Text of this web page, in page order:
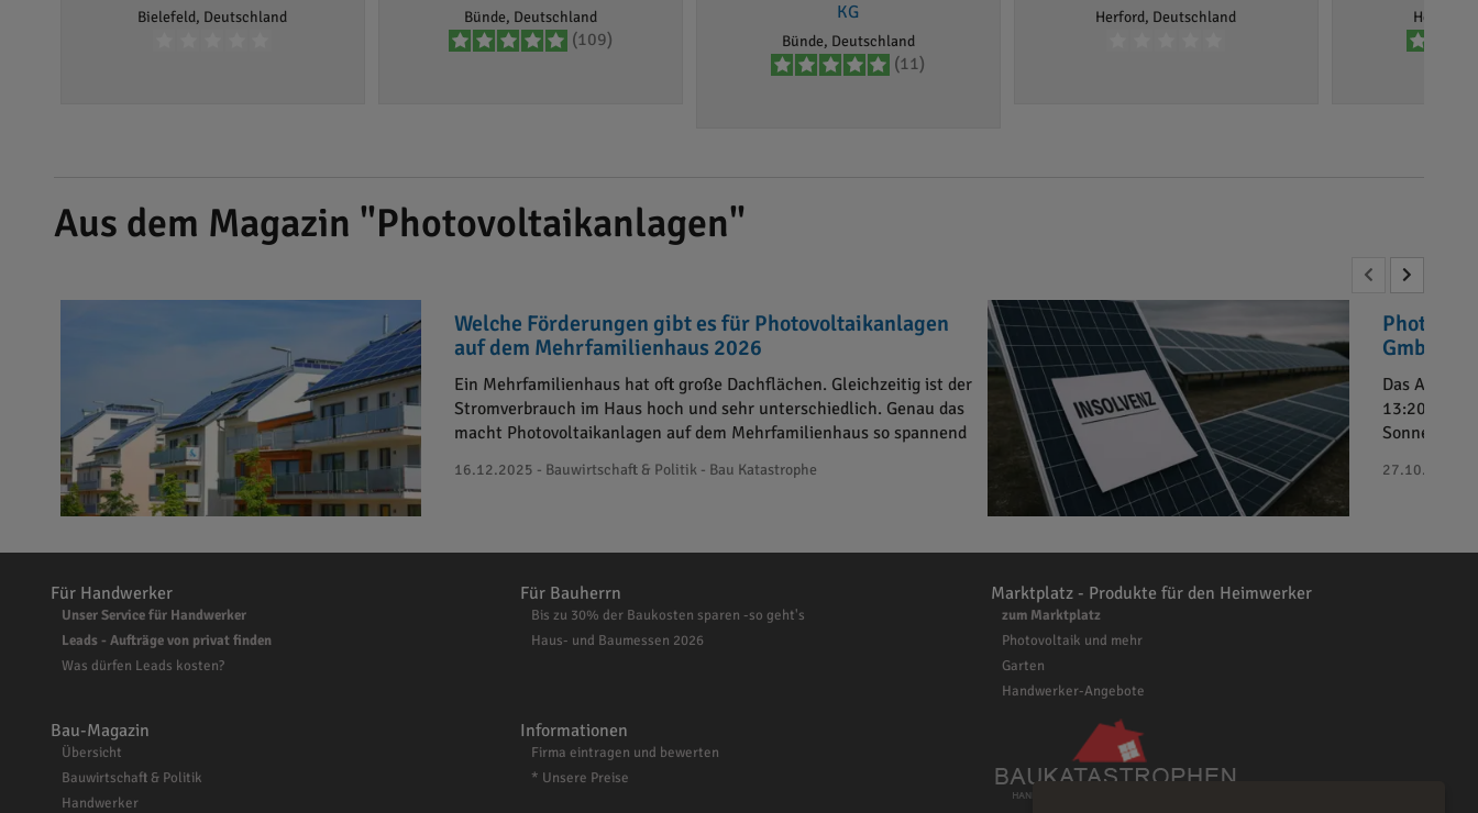
Bielefeld, Deutschland Bünde, Deutschland
(109)
KG
Bünde, Deutschland
(11)
Herford, Deutschland Herford,
Aus dem Magazin "Photovoltaikanlagen"
Welche Förderungen gibt es für Photovoltaikanlagen
auf dem Mehrfamilienhaus 2026
Ein Mehrfamilienhaus hat oft große Dachflächen. Gleichzeitig ist der
Stromverbrauch im Haus hoch und sehr unterschiedlich. Genau das
macht Photovoltaikanlagen auf dem Mehrfamilienhaus so spannend
16.12.2025 - Bauwirtschaft & Politik - Bau Katastrophe
GmbH“
Das
13:20 Uhr
27.10.2025 -
Für Handwerker
Unser Service für Handwerker
Leads - Aufträge von privat finden
Was dürfen Leads kosten?
Für Bauherrn
Bis zu 30% der Baukosten sparen -so geht's
Haus- und Baumessen 2026
Marktplatz - Produkte für den Heimwerker
zum Marktplatz
Photovoltaik und mehr
Garten
Handwerker-Angebote
Bau-Magazin
Übersicht
Bauwirtschaft & Politik
Handwerker
Informationen
Firma eintragen und bewerten
* Unsere Preise